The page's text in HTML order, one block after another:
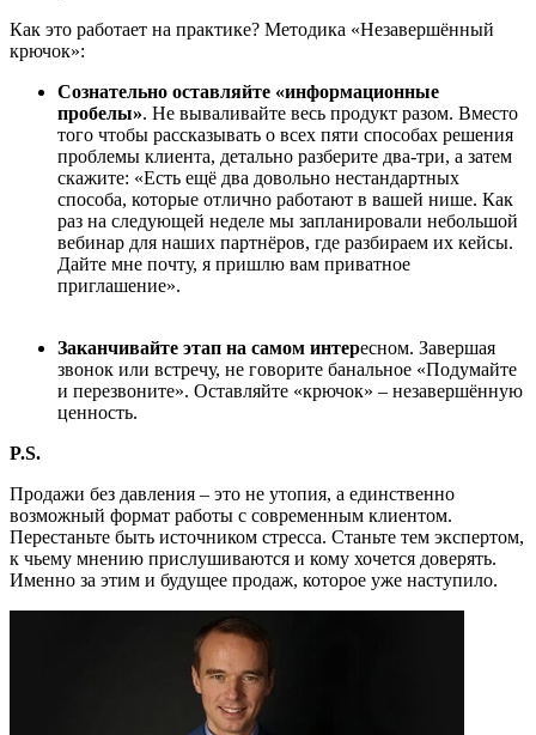
Как это работает на практике? Методика «Незавершённый
крючок»:
Сознательно оставляйте «информационные
пробелы». Не вываливайте весь продукт разом. Вместо
того чтобы рассказывать о всех пяти способах решения
проблемы клиента, детально разберите два-три, а затем
скажите: «Есть ещё два довольно нестандартных
способа, которые отлично работают в вашей нише. Как
раз на следующей неделе мы запланировали небольшой
вебинар для наших партнёров, где разбираем их кейсы.
Дайте мне почту, я пришлю вам приватное
приглашение».
Заканчивайте этап на самом интересном. Завершая
звонок или встречу, не говорите банальное «Подумайте
и перезвоните». Оставляйте «крючок» – незавершённую
ценность.
P.S.
Продажи без давления – это не утопия, а единственно
возможный формат работы с современным клиентом.
Перестаньте быть источником стресса. Станьте тем экспертом,
к чьему мнению прислушиваются и кому хочется доверять.
Именно за этим и будущее продаж, которое уже наступило.